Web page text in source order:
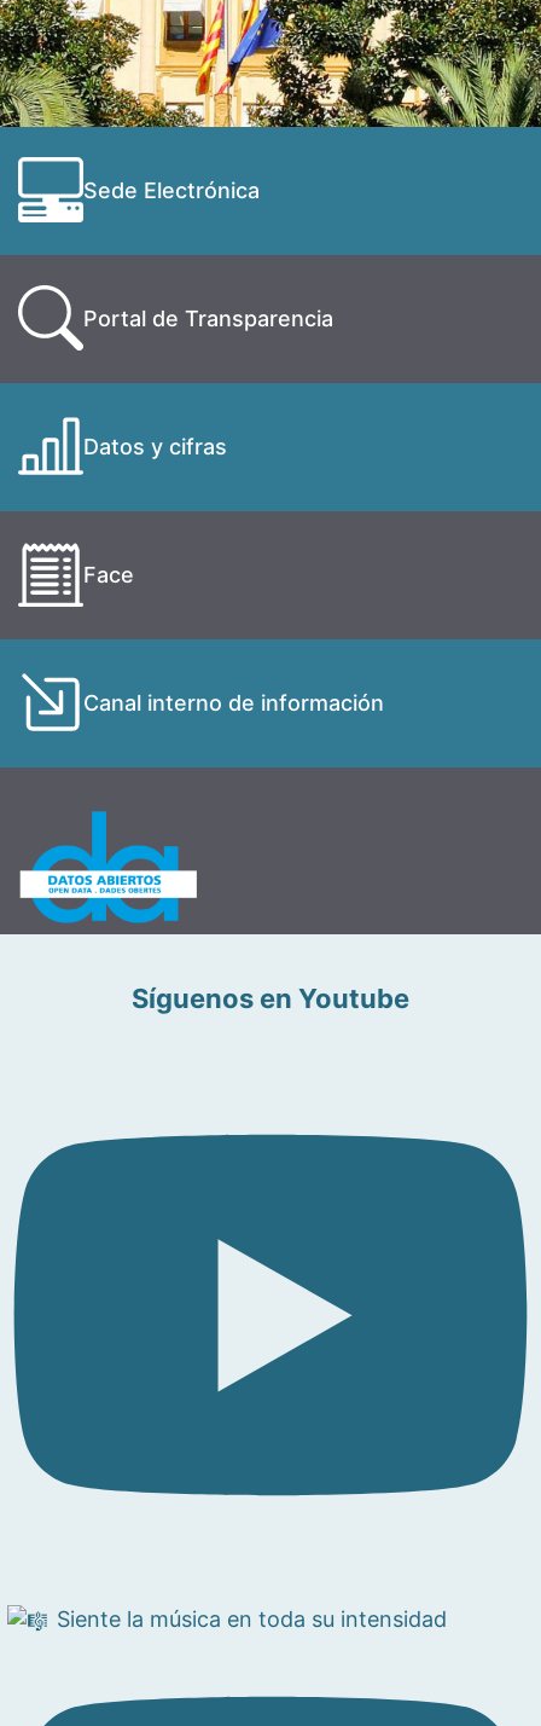
Sede Electrónica
Portal de Transparencia
Datos y cifras
Face
Canal interno de información
Síguenos en Youtube
Siente la música en toda su intensidad